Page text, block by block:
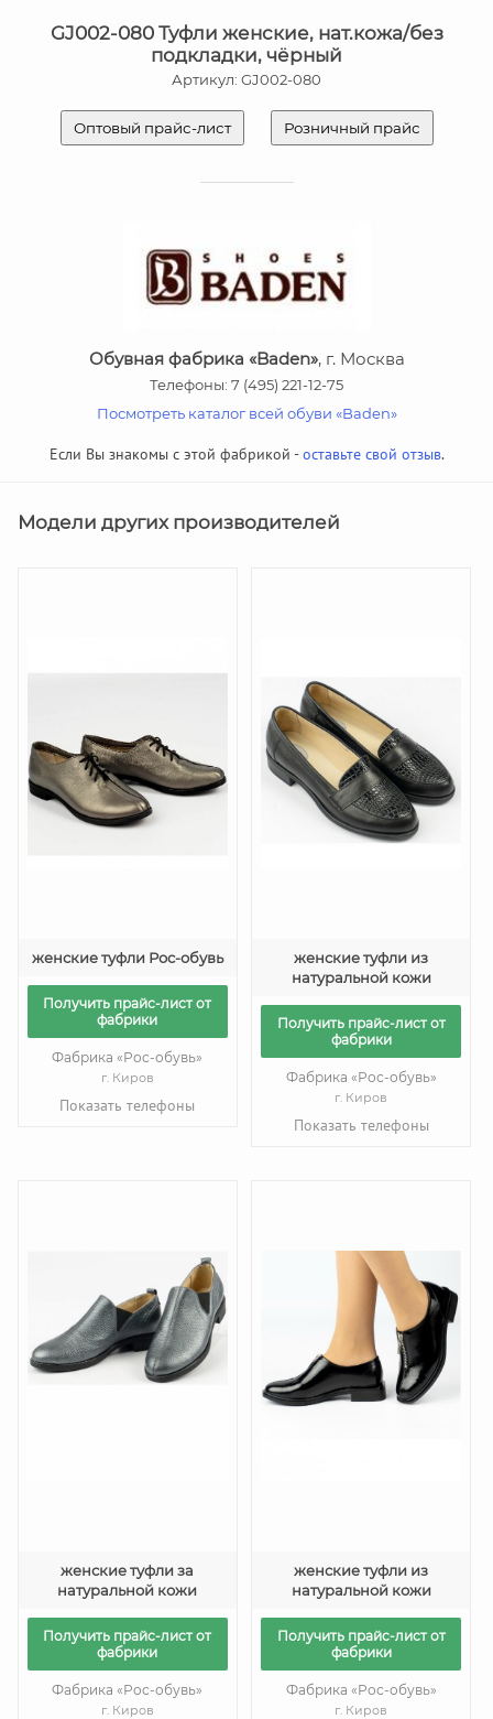
GJ002-080 Туфли женские, нат.кожа/без
подкладки, чёрный
Артикул: GJ002-080
Оптовый прайс-лист Розничный прайс
Обувная фабрика «Baden», г. Москва
Телефоны: 7 (495) 221-12-75
Посмотреть каталог всей обуви «Baden»
Если Вы знакомы с этой фабрикой -оставьте свой отзыв.
Модели других производителей
женские туфли Рос-обувь
Получить прайс-лист от
фабрики
Фабрика «Рос-обувь»
г. Киров
Показать телефоны
женские туфли из
натуральной кожи
Получить прайс-лист от
фабрики
Фабрика «Рос-обувь»
г. Киров
Показать телефоны
женские туфли за
натуральной кожи
Получить прайс-лист от
фабрики
Фабрика «Рос-обувь»
г. Киров
женские туфли из
натуральной кожи
Получить прайс-лист от
фабрики
Фабрика «Рос-обувь»
г. Киров